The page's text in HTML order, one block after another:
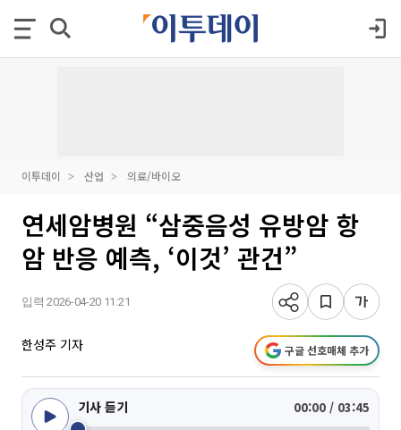
이투데이 산업 의료/바이오
연세암병원 “삼중음성 유방암 항
암 반응 예측, ‘이것’ 관건”
입력 2026-04-20 11:21
한성주 기자 구글 선호매체 추가
기사 듣기 00:00 / 03:45